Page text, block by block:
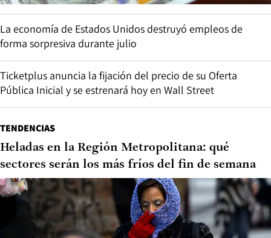
La economía de Estados Unidos destruyó empleos de
forma sorpresiva durante julio
Ticketplus anuncia la fijación del precio de su Oferta
Pública Inicial y se estrenará hoy en Wall Street
TENDENCIAS
Heladas en la Región Metropolitana: qué
sectores serán los más fríos del fin de semana